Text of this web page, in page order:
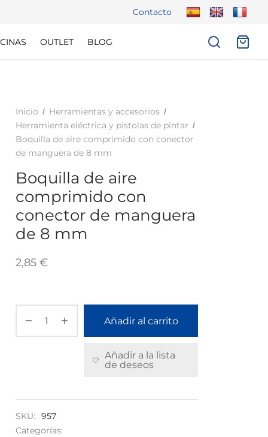
Contacto
OUTLET BLOG
Inicio / Herramientas y accesorios /
Herramienta eléctrica y pistolas de pintar /
Boquilla de aire comprimido con conector
de manguera de 8 mm
Boquilla de aire
comprimido con
conector de manguera
de 8 mm
2,85 €
Añadir al carrito
Añadir a la lista
de deseos
SKU:
957
Categorías: